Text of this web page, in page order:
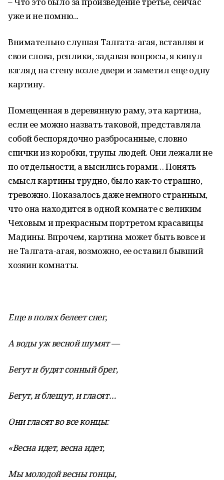
уже и не помню...
Внимательно слушая Талгата-агая, вставляя и
свои слова, реплики, задавая вопросы, я кинул
взгляд на стену возле двери и заметил еще одну
картину.
Помещенная в деревянную раму, эта картина,
если ее можно назвать таковой, представляла
собой беспорядочно разбросанные, словно
спички из коробки, трупы людей. Они лежали не
по отдельности, а высились горами… Понять
смысл картины трудно, было как-то страшно,
тревожно. Показалось даже немного странным,
что она находится в одной комнате с великим
Чеховым и прекрасным портретом красавицы
Мадины. Впрочем, картина может быть вовсе и
не Талгата-агая, возможно, ее оставил бывший
хозяин комнаты.
Еще в полях белеет снег,
А воды уж весной шумят —
Бегут и будят сонный брег,
Бегут, и блещут, и гласят…
Они гласят во все концы:
«Весна идет, весна идет,
Мы молодой весны гонцы,